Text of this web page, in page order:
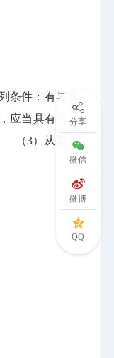
条件：有与其
应当具有与所
（3）从事集
分享
微信
微博
QQ